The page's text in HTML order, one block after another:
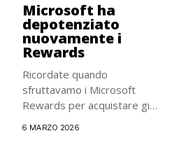
Microsoft ha
depotenziato
nuovamente i
Rewards
Ricordate quando
sfruttavamo i Microsoft
Rewards per acquistare gift
6 MARZO 2026